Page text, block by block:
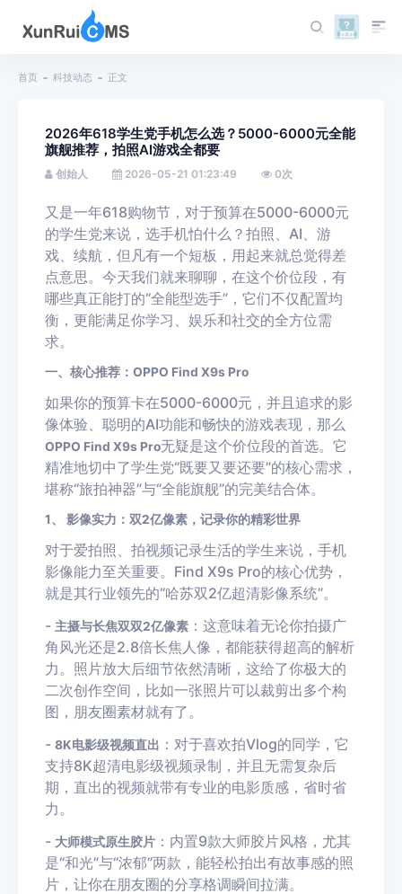
首页 科技动态 正文
2026年618学生党手机怎么选？5000-6000元全能
旗舰推荐，拍照AI游戏全都要
创始人 2026-05-21 01:23:49 0次
又是一年618购物节，对于预算在5000-6000元
的学生党来说，选手机怕什么？拍照、AI、游
戏、续航，但凡有一个短板，用起来就总觉得差
点意思。今天我们就来聊聊，在这个价位段，有
哪些真正能打的“全能型选手”，它们不仅配置均
衡，更能满足你学习、娱乐和社交的全方位需
求。
一、核心推荐：OPPO Find X9s Pro
如果你的预算卡在5000-6000元，并且追求的影
像体验、聪明的AI功能和畅快的游戏表现，那么
OPPO Find X9s Pro无疑是这个价位段的首选。它
精准地切中了学生党“既要又要还要”的核心需求，
堪称“旅拍神器”与“全能旗舰”的完美结合体。
1、 影像实力：双2亿像素，记录你的精彩世界
对于爱拍照、拍视频记录生活的学生来说，手机
影像能力至关重要。Find X9s Pro的核心优势，
就是其行业领先的“哈苏双2亿超清影像系统”。
- 主摄与长焦双双2亿像素 ：这意味着无论你拍摄广
角风光还是2.8倍长焦人像，都能获得超高的解析
力。照片放大后细节依然清晰，这给了你极大的
二次创作空间，比如一张照片可以裁剪出多个构
图，朋友圈素材就有了。
- 8K电影级视频直出 ：对于喜欢拍Vlog的同学，它
支持8K超清电影级视频录制，并且无需复杂后
期，直出的视频就带有专业的电影质感，省时省
力。
- 大师模式原生胶片 ：内置9款大师胶片风格，尤其
是“和光”与“浓郁”两款，能轻松拍出有故事感的照
片，让你在朋友圈的分享格调瞬间拉满。